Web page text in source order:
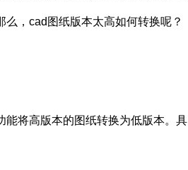
，cad图纸版本太高如何转换呢？
将高版本的图纸转换为低版本。具